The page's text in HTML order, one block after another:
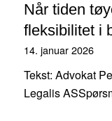
Når tiden
fleksibilitet i
14. januar 2026
Tekst: Advokat
Legalis